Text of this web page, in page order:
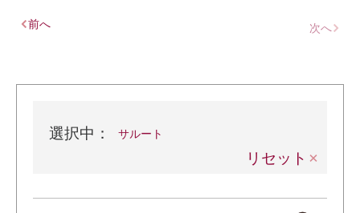
前へ 次へ
選択中： サルート
リセット